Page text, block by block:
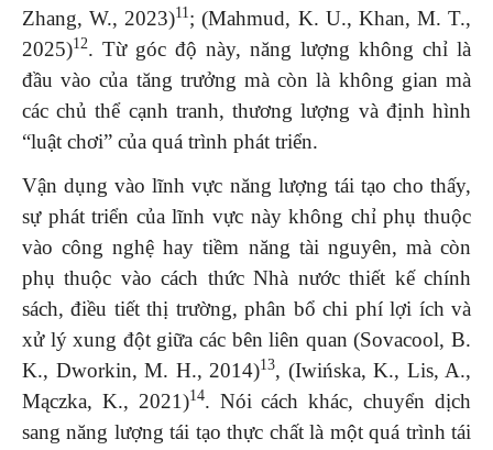
Zhang, W., 2023)11; (Mahmud, K. U., Khan, M. T.,
2025)12. Từ góc độ này, năng lượng không chỉ là
đầu vào của tăng trưởng mà còn là không gian mà
các chủ thể cạnh tranh, thương lượng và định hình
“luật chơi” của quá trình phát triển.
Vận dụng vào lĩnh vực năng lượng tái tạo cho thấy,
sự phát triển của lĩnh vực này không chỉ phụ thuộc
vào công nghệ hay tiềm năng tài nguyên, mà còn
phụ thuộc vào cách thức Nhà nước thiết kế chính
sách, điều tiết thị trường, phân bổ chi phí lợi ích và
xử lý xung đột giữa các bên liên quan (Sovacool, B.
K., Dworkin, M. H., 2014)13, (Iwińska, K., Lis, A.,
Mączka, K., 2021)14. Nói cách khác, chuyển dịch
sang năng lượng tái tạo thực chất là một quá trình tái